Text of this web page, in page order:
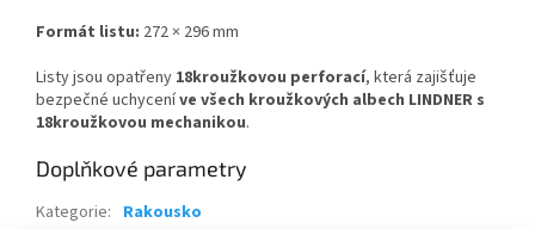
Formát listu: 272 × 296 mm
Listy jsou opatřeny 18kroužkovou perforací, která zajišťuje
bezpečné uchyceníve všech kroužkových albech LINDNER s
18kroužkovou mechanikou.
Doplňkové parametry
Kategorie: Rakousko